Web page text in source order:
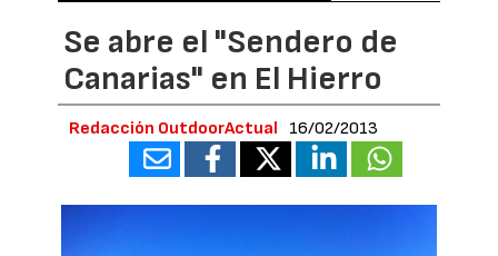
Se abre el "Sendero de
Canarias" en El Hierro
Redacción OutdoorActual 16/02/2013